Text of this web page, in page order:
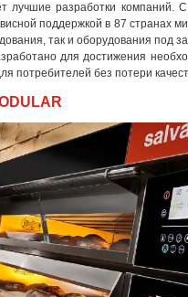
лучшие разработки компаний.
поддержкой в 87 странах
так и оборудования под
для достижения
потребителей без потери